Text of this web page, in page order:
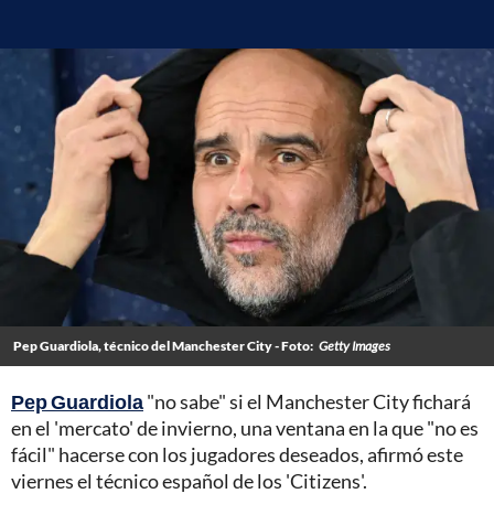
Pep Guardiola, técnico del Manchester City - Foto: Getty Images
Pep Guardiola"no sabe" si el Manchester City fichará
en el 'mercato' de invierno, una ventana en la que "no es
fácil" hacerse con los jugadores deseados, afirmó este
viernes el técnico español de los 'Citizens'.